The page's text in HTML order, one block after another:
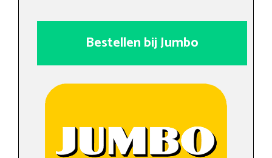
Bestellen bij Jumbo